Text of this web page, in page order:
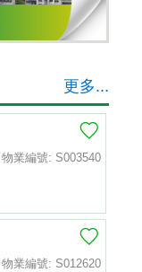
更多...
物業編號: S003540
物業編號: S012620